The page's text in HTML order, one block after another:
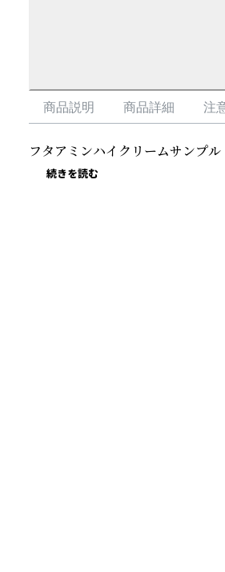
商品説明 商品詳細 注
フタアミンハイクリームサンプル
続きを読む